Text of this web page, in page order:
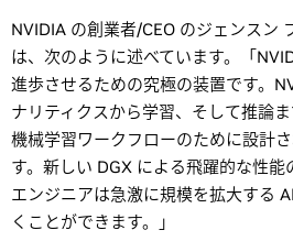
NVIDIA の創業者/CEO のジェンスン
は、次のように述べています。「
進歩させるための究極の装置です。
ナリティクスから学習、そして推論
機械学習ワークフローのために設計
す。新しい DGX による飛躍的な性
エンジニアは急激に規模を拡大する
くことができます。」